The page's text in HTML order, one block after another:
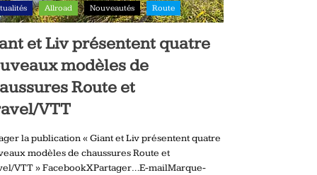
Allroad Nouveautés Route
et Liv présentent quatre
modèles de
Route et
VTT
la publication « Giant et Liv présentent quatre
modèles de chaussures Route et
VTT » FacebookXPartager…E-mailMarque-